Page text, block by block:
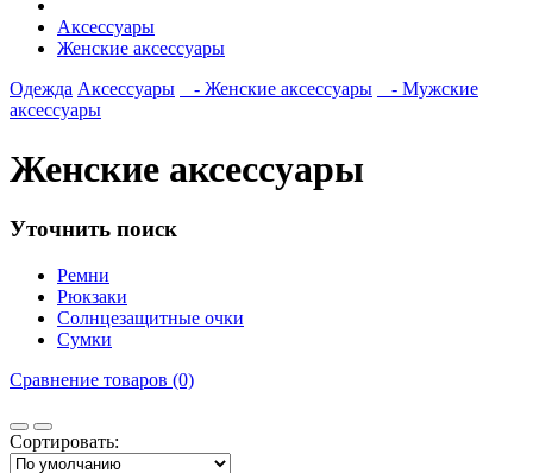
Аксессуары
Женские аксессуары
Одежда Аксессуары - Женские аксессуары
- Мужские
аксессуары
Женские аксессуары
Уточнить поиск
Ремни
Рюкзаки
Солнцезащитные очки
Сумки
Сравнение товаров (0)
Сортировать: